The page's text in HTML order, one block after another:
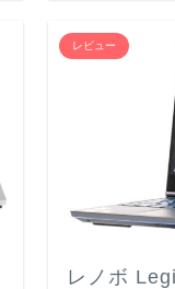
レビュー
レノボ